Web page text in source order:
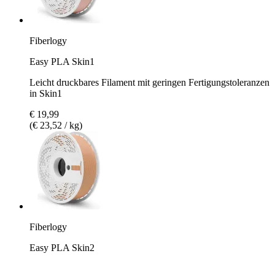
Fiberlogy
Easy PLA Skin1
Leicht druckbares Filament mit geringen Fertigungstoleranzen
in Skin1
€ 19,99
(€ 23,52 / kg)
Fiberlogy
Easy PLA Skin2